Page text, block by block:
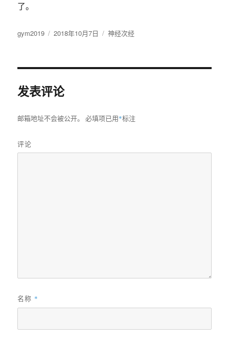
了。
作
gym2019
发
2018年10月7日
分
神经次经
发表评论
邮箱地址不会被公开。 必填项已用*标注
评论
名称 *